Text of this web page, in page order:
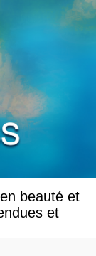
beauté et
et